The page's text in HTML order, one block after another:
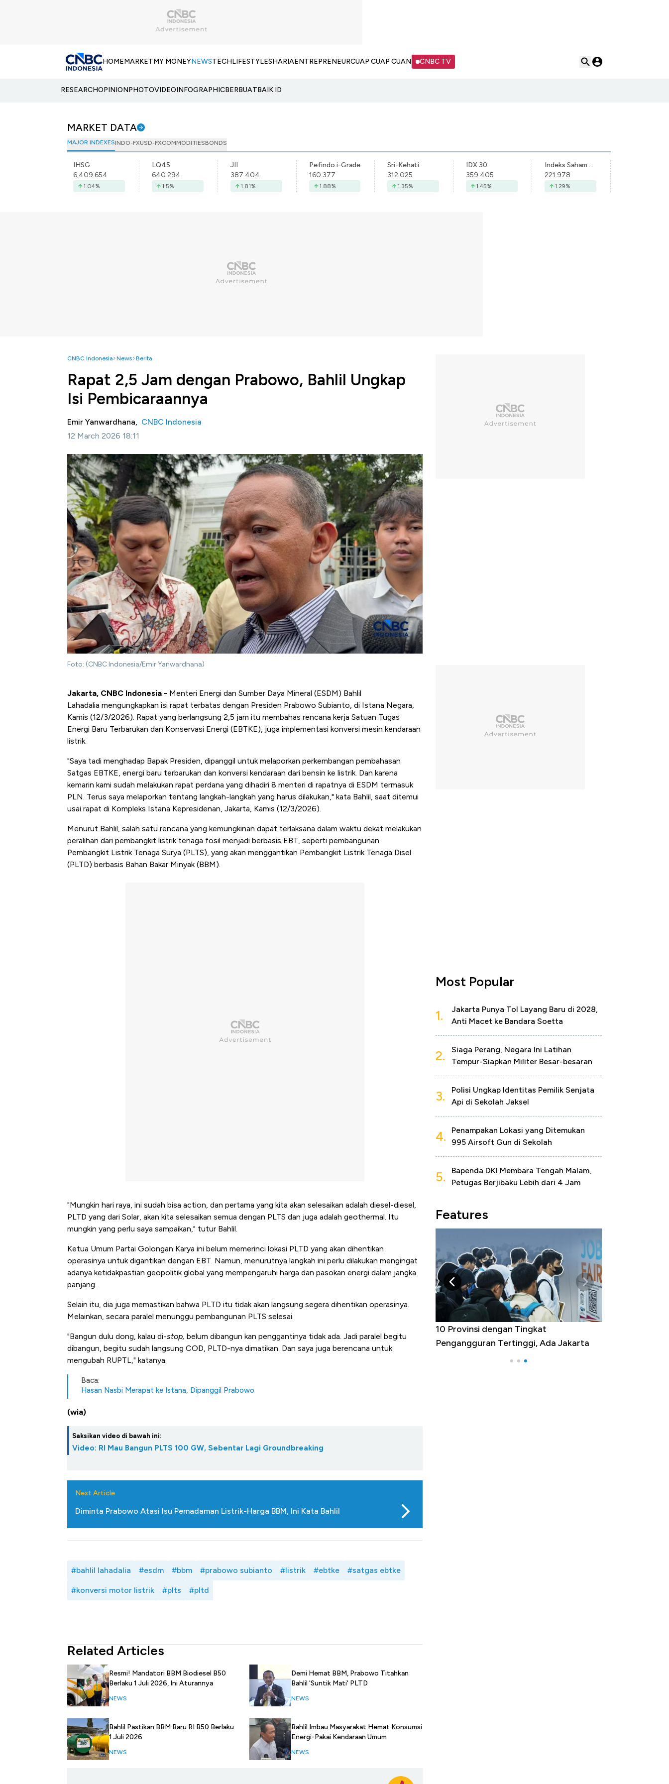
HOMEMARKETMY MONEYNEWSTECHLIFESTYLESHARIAENTREPRENEURCUAP CUAP CUAN CNBC TV
RESEARCHOPINIONPHOTOVIDEOINFOGRAPHICBERBUATBAIK.ID
MARKET DATA
MAJOR INDEXESINDO-FXUSD-FXCOMMODITIESBONDS
IHSG
6,409.654
1.04%
LQ45
640.294
1.5%
JII
387.404
1.81%
Pefindo i-Grade
160.377
1.88%
Sri-Kehati
312.025
1.35%
IDX 30
359.405
1.45%
Indeks Saham Syariah Indonesia
221.978
1.29%
CNBC Indonesia News Berita
Rapat 2,5 Jam dengan Prabowo, Bahlil Ungkap
Isi Pembicaraannya
Emir Yanwardhana, CNBC Indonesia
12 March 2026 18:11
Foto: (CNBC Indonesia/Emir Yanwardhana)
Jakarta, CNBC Indonesia - Menteri Energi dan Sumber Daya Mineral (ESDM) Bahlil
Lahadalia mengungkapkan isi rapat terbatas dengan Presiden Prabowo Subianto, di Istana Negara,
Kamis (12/3/2026). Rapat yang berlangsung 2,5 jam itu membahas rencana kerja Satuan Tugas
Energi Baru Terbarukan dan Konservasi Energi (EBTKE), juga implementasi konversi mesin kendaraan
listrik.
"Saya tadi menghadap Bapak Presiden, dipanggil untuk melaporkan perkembangan pembahasan
Satgas EBTKE, energi baru terbarukan dan konversi kendaraan dari bensin ke listrik. Dan karena
kemarin kami sudah melakukan rapat perdana yang dihadiri 8 menteri di rapatnya di ESDM termasuk
PLN. Terus saya melaporkan tentang langkah-langkah yang harus dilakukan," kata Bahlil, saat ditemui
usai rapat di Kompleks Istana Kepresidenan, Jakarta, Kamis (12/3/2026).
Menurut Bahlil, salah satu rencana yang kemungkinan dapat terlaksana dalam waktu dekat melakukan
peralihan dari pembangkit listrik tenaga fosil menjadi berbasis EBT, seperti pembangunan
Pembangkit Listrik Tenaga Surya (PLTS), yang akan menggantikan Pembangkit Listrik Tenaga Disel
(PLTD) berbasis Bahan Bakar Minyak (BBM).
"Mungkin hari raya, ini sudah bisa action, dan pertama yang kita akan selesaikan adalah diesel-diesel,
PLTD yang dari Solar, akan kita selesaikan semua dengan PLTS dan juga adalah geothermal. Itu
mungkin yang perlu saya sampaikan," tutur Bahlil.
Ketua Umum Partai Golongan Karya ini belum memerinci lokasi PLTD yang akan dihentikan
operasinya untuk digantikan dengan EBT. Namun, menurutnya langkah ini perlu dilakukan mengingat
adanya ketidakpastian geopolitik global yang mempengaruhi harga dan pasokan energi dalam jangka
panjang.
Selain itu, dia juga memastikan bahwa PLTD itu tidak akan langsung segera dihentikan operasinya.
Melainkan, secara paralel menunggu pembangunan PLTS selesai.
"Bangun dulu dong, kalau di-stop, belum dibangun kan penggantinya tidak ada. Jadi paralel begitu
dibangun, begitu sudah langsung COD, PLTD-nya dimatikan. Dan saya juga berencana untuk
mengubah RUPTL," katanya.
Baca:
Hasan Nasbi Merapat ke Istana, Dipanggil Prabowo
(wia)
Saksikan video di bawah ini:
Video: RI Mau Bangun PLTS 100 GW, Sebentar Lagi Groundbreaking
Next Article
Diminta Prabowo Atasi Isu Pemadaman Listrik-Harga BBM, Ini Kata Bahlil
#bahlil lahadalia #esdm #bbm #prabowo subianto #listrik #ebtke #satgas ebtke
#konversi motor listrik #plts #pltd
Related Articles
Resmi! Mandatori BBM Biodiesel B50
Berlaku 1 Juli 2026, Ini Aturannya
NEWS
Bahlil Pastikan BBM Baru RI B50 Berlaku
1 Juli 2026
NEWS
Demi Hemat BBM, Prabowo Titahkan
Bahlil 'Suntik Mati' PLTD
NEWS
Bahlil Imbau Masyarakat Hemat Konsumsi
Energi-Pakai Kendaraan Umum
NEWS
Most Popular
1.
Jakarta Punya Tol Layang Baru di 2028,
Anti Macet ke Bandara Soetta
2.
Siaga Perang, Negara Ini Latihan
Tempur-Siapkan Militer Besar-besaran
3.
Polisi Ungkap Identitas Pemilik Senjata
Api di Sekolah Jaksel
4.
Penampakan Lokasi yang Ditemukan
995 Airsoft Gun di Sekolah
5.
Bapenda DKI Membara Tengah Malam,
Petugas Berjibaku Lebih dari 4 Jam
Features
Tembaga Terbang ke Zona Berbahaya
Mana yang Cuannya Paling Menyala?
10 Provinsi dengan Tingkat
Pengangguran Tertinggi, Ada Jakarta